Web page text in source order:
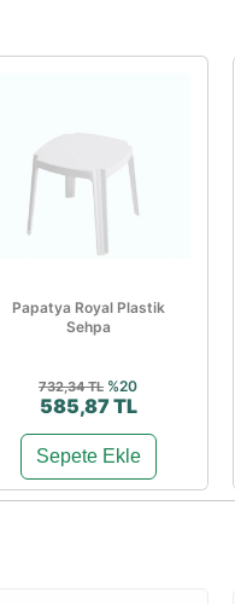
Papatya Royal Plastik
Sehpa
732,34 TL %20
585,87 TL
Sepete Ekle